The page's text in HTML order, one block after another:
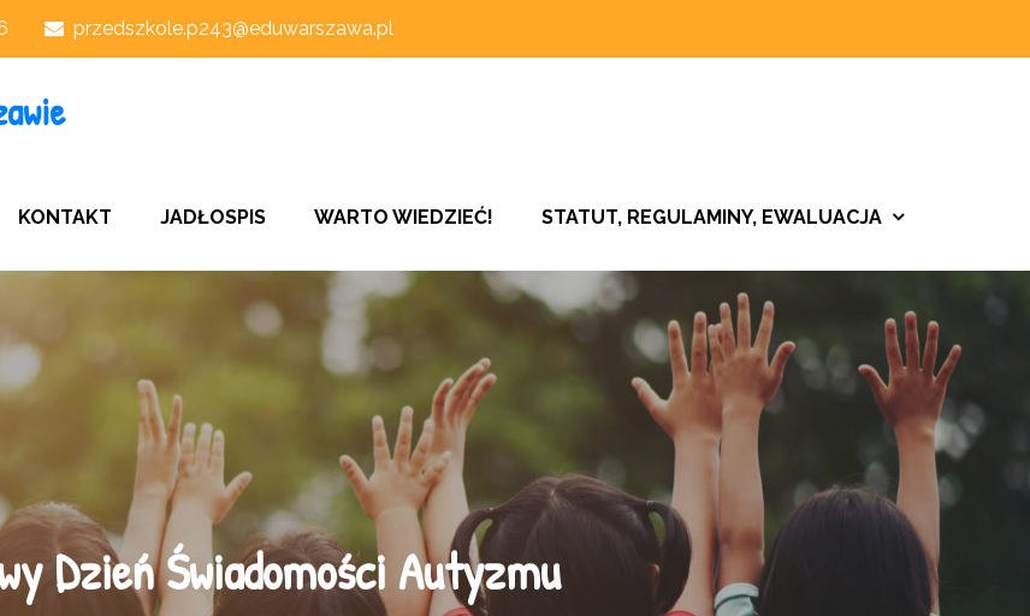
przedszkole.p243@eduwarszawa.pl
KONTAKT JADŁOSPIS WARTO WIEDZIEĆ! STATUT, REGULAMINY, EWALUACJA
Dzień Świadomości Autyzmu